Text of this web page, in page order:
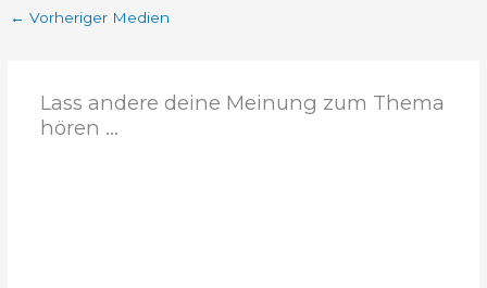
← Vorheriger Medien
Lass andere deine Meinung zum Thema
hören ...